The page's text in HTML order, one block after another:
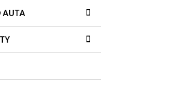
AUTA